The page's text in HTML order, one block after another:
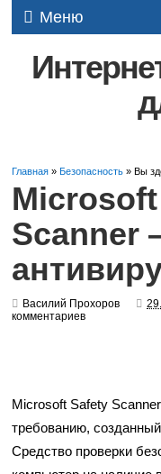
Меню
Главная »Безопасность » Вы
Scanner
Василий Прохоров
комментариев
Microsoft Safety
требованию,
Средство проверки